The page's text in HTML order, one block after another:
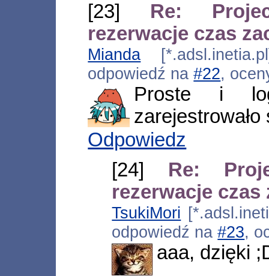
[23] Re:
rezerwacje czas
Mianda
odpowiedź na#22,
Proste i
Odpowiedz
[24] Re:
rezerwacje czas
TsukiMori
odpowiedź na#23,
aaa, dzięki